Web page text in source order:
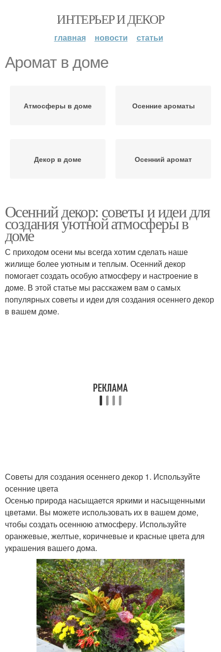
ИНТЕРЬЕР И ДЕКОР
главная новости статьи
Аромат в доме
Атмосферы в доме Осенние ароматы
Декор в доме Осенний аромат
Осенний декор: советы и идеи для
создания уютной атмосферы в
доме
С приходом осени мы всегда хотим сделать наше
жилище более уютным и теплым. Осенний декор
помогает создать особую атмосферу и настроение в
доме. В этой статье мы расскажем вам о самых
популярных советы и идеи для создания осеннего декор
в вашем доме.
Советы для создания осеннего декор 1. Используйте
осенние цвета
Осенью природа насыщается яркими и насыщенными
цветами. Вы можете использовать их в вашем доме,
чтобы создать осеннюю атмосферу. Используйте
оранжевые, желтые, коричневые и красные цвета для
украшения вашего дома.